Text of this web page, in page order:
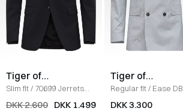
Tiger of
Sweden
Slim fit/ 70699 Jerrets
Blazer
NAVY
DKK 2.600 DKK 1.499
Tiger of
Sweden
Regular fit/ Ease DB
Blazer Jakke
DKK 3.300